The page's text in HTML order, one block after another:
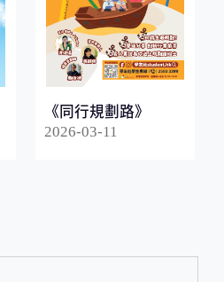
《同行規劃路》
2026-03-11